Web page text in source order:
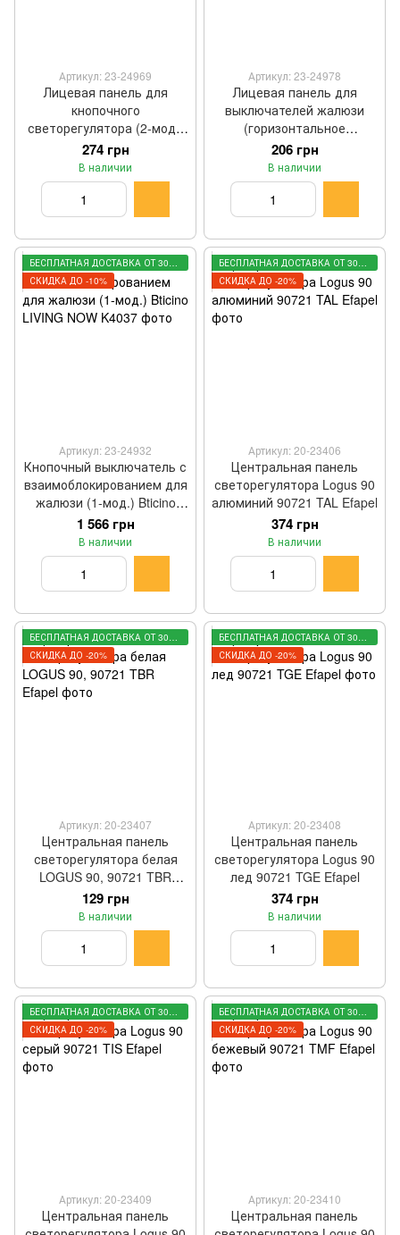
Артикул: 23-24969
Лицевая панель для
кнопочного
светорегулятора (2-мод.)
Bticino LIVING NOW цвет
белый KW19
274 грн
В наличии
Артикул: 23-24978
Лицевая панель для
выключателей жалюзи
(горизонтальное
размещение) (2-мод.)
Bticino LIVING NOW цвет
белый KW05M2
206 грн
В наличии
БЕСПЛАТНАЯ ДОСТАВКА ОТ 3000 ГРН
СКИДКА ДО -10%
Артикул: 23-24932
Кнопочный выключатель с
взаимоблокированием для
жалюзи (1-мод.) Bticino
LIVING NOW K4037
1 566 грн
В наличии
БЕСПЛАТНАЯ ДОСТАВКА ОТ 3000 ГРН
СКИДКА ДО -20%
Артикул: 20-23406
Центральная панель
светорегулятора Logus 90
алюминий 90721 TAL Efapel
374 грн
В наличии
БЕСПЛАТНАЯ ДОСТАВКА ОТ 3000 ГРН
СКИДКА ДО -20%
Артикул: 20-23407
Центральная панель
светорегулятора белая
LOGUS 90, 90721 TBR
Efapel
129 грн
В наличии
БЕСПЛАТНАЯ ДОСТАВКА ОТ 3000 ГРН
СКИДКА ДО -20%
Артикул: 20-23408
Центральная панель
светорегулятора Logus 90
лед 90721 TGE Efapel
374 грн
В наличии
БЕСПЛАТНАЯ ДОСТАВКА ОТ 3000 ГРН
СКИДКА ДО -20%
Артикул: 20-23409
Центральная панель
БЕСПЛАТНАЯ ДОСТАВКА ОТ 3000 ГРН
СКИДКА ДО -20%
Артикул: 20-23410
Центральная панель